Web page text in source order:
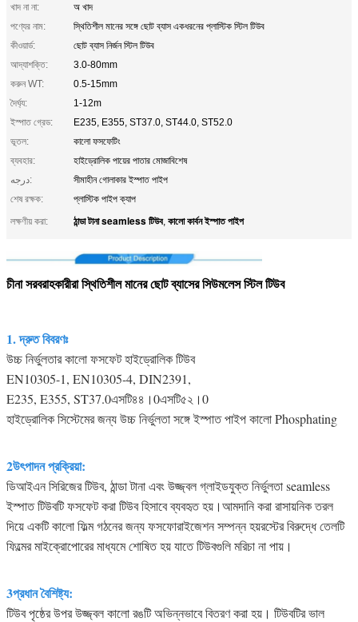
খাদ না না:
অ খাদ
পণ্যের নাম:
স্থিতিশীল মানের সঙ্গে ছোট ব্যাস একধরনের প্লাস্টিক স্টিল টিউব
কীওয়ার্ড:
ছোট ব্যাস নির্জন স্টিল টিউব
আদ্যাশক্তি:
3.0-80mm
করুন WT:
0.5-15mm
দৈর্ঘ্য:
1-12m
ইস্পাত গ্রেড:
E235, E355, ST37.0, ST44.0, ST52.0
ভূতল:
কালো ফসফেটিং
ব্যবহার:
হাইড্রোলিক পায়ের পাতার মোজাবিশেষ
درجه:
সীমাহীন গোলাকার ইস্পাত পাইপ
শেষ রক্ষক:
প্লাস্টিক পাইপ ক্যাপ
লক্ষণীয় করা:
ঠান্ডা টানা seamless টিউব, কালো কার্বন ইস্পাত পাইপ
চীনা সরবরাহকারীরা স্থিতিশীল মানের ছোট ব্যাসের সিউমলেস স্টিল টিউব
1. দ্রুত বিবরণঃ
উচ্চ নির্ভুলতার কালো ফসফেট হাইড্রোলিক টিউব
EN10305-1, EN10305-4, DIN2391,
E235, E355, ST37.0এসটি৪৪।0এসটি৫২।0
হাইড্রোলিক সিস্টেমের জন্য উচ্চ নির্ভুলতা সঙ্গে ইস্পাত পাইপ কালো Phosphating
2উৎপাদন প্রক্রিয়া:
ডিআইএন সিরিজের টিউব, ঠান্ডা টানা এবং উজ্জ্বল গ্লাইডযুক্ত নির্ভুলতা seamless
ইস্পাত টিউবটি ফসফেট করা টিউব হিসাবে ব্যবহৃত হয়।আমদানি করা রাসায়নিক তরল
দিয়ে একটি কালো ফিল্ম গঠনের জন্য ফসফোরাইজেশন সম্পন্ন হয়রস্টের বিরুদ্ধে তেলটি
ফিল্মের মাইক্রোপোরের মাধ্যমে শোষিত হয় যাতে টিউবগুলি মরিচা না পায়।
3প্রধান বৈশিষ্ট্য:
টিউব পৃষ্ঠের উপর উজ্জ্বল কালো রঙটি অভিন্নভাবে বিতরণ করা হয়। টিউবটির ভাল